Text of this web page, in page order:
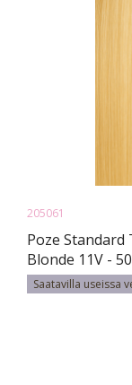
205061
Poze
Blonde 11V -
Saatavilla useissa